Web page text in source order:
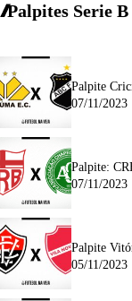
Palpites Serie B
Palpite
07/11/2023
Palpite:
07/11/2023
Palpite
05/11/2023